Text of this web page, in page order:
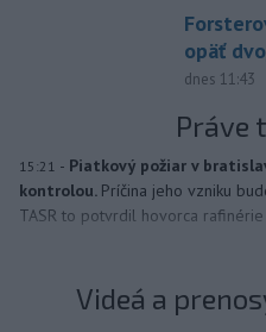
opäť
dnes 11:43
Práve
15:21 - Piatkový požiar v
kontrolou. Príčina jeho vzniku
TASR to potvrdil hovorca
Videá a